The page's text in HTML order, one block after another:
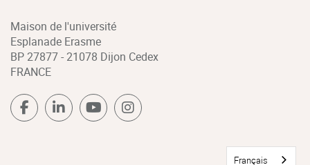
Maison de l'université
Esplanade Erasme
BP 27877 - 21078 Dijon Cedex
FRANCE
Français